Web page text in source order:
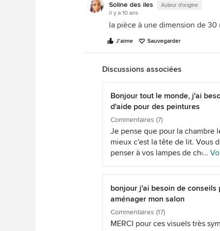
Soline des iles Auteur d'origine
il y a 10 ans
la pièce à une dimension de 30
J'aime Sauvegarder
Discussions associées
Bonjour tout le monde, j'ai
d'aide pour des peintures
Commentaires (7)
Je pense que pour la chambre
mieux c'est la tête de lit. Vous
penser à vos lampes de chevet
(quelle couleur et quelle
d'abat jour pour que cela fasse
contraste intéressant avec la
du mur L'orange offre plus de
possibilités il me semble,
pas à mettre une couleur plus
(orange brulé)
...
bonjour j'ai besoin de conseils
aménager mon salon
Commentaires (17)
MERCI pour ces visuels très